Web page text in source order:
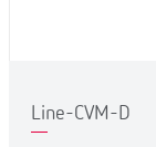
Line-CVM-D